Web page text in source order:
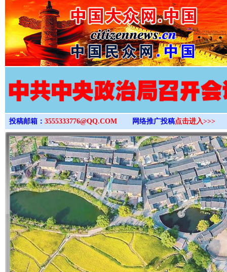
>
投稿邮箱： 3555333776@QQ.COM 网络推广投稿点击进入>>>